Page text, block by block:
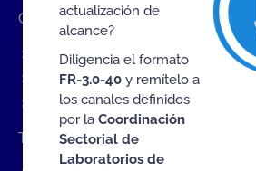
Contratación de Bienes y Servicios
Contratación de bienes y servicios
Procesos en curso
Contratos vigentes
Trabaje con nosotros
actualización de
alcance?
Diligencia el formato
FR-3.0-40y remítelo a
los canales definidos
por la Coordinación
Sectorial de
Laboratorios de